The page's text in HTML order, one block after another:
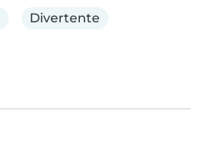
Divertente